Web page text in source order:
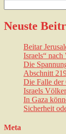
Neuste
Beitar
Israels“ nach
Die
Abschnitt
Die Falle der
Israels
In Gaza
Sicherheit
Meta